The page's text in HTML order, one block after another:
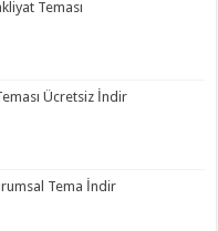
Teması
Ücretsiz İndir
Tema İndir